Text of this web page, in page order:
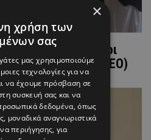
που επέλεξαν οι
των Καννών (ΒΙΝΤΕΟ)
×
χρήση των
σας
μας χρησιμοποιούμε
τεχνολογίες για να
να έχουμε πρόσβαση σε
συσκευή σας και να
δεδομένα, όπως
μοναδικά αναγνωριστικά
περιήγησης, για